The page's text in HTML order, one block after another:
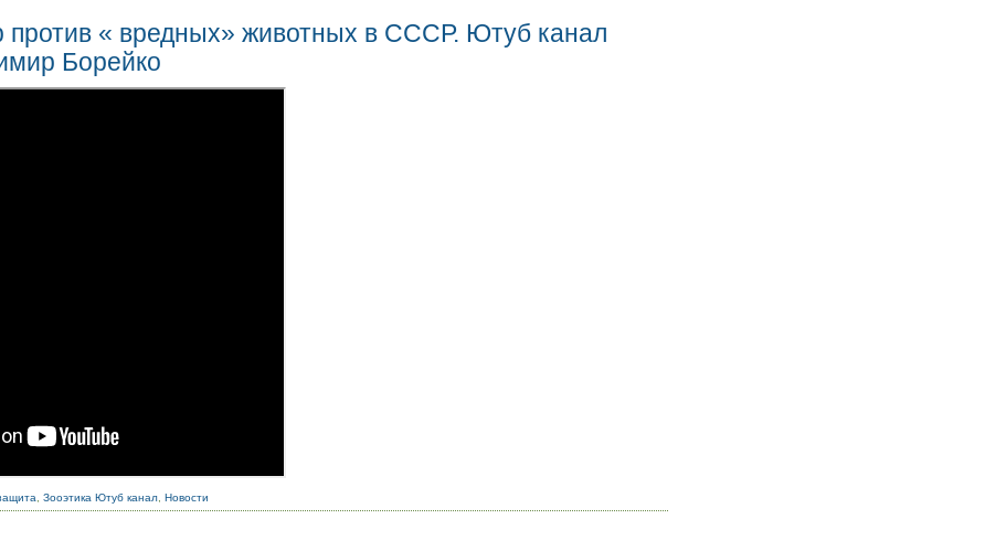
против « вредных» животных в СССР. Ютуб канал
Борейко
,Зооэтика Ютуб канал ,Новости